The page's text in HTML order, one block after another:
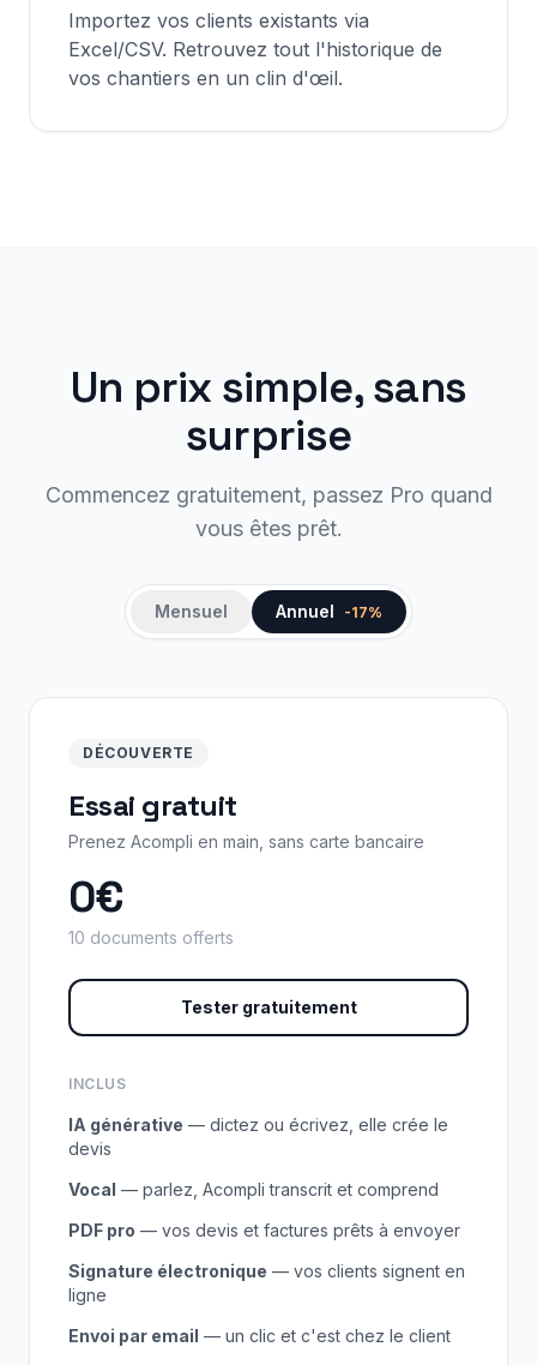
Importez vos clients existants via
Excel/CSV. Retrouvez tout l'historique de
vos chantiers en un clin d'œil.
Un prix simple, sans
surprise
Commencez gratuitement, passez Pro quand
vous êtes prêt.
Mensuel Annuel -17%
DÉCOUVERTE
Essai gratuit
Prenez Acompli en main, sans carte bancaire
0€
10 documents offerts
Tester gratuitement
INCLUS
IA générative — dictez ou écrivez, elle crée le
devis
Vocal — parlez, Acompli transcrit et comprend
PDF pro — vos devis et factures prêts à envoyer
Signature électronique — vos clients signent en
ligne
Envoi par email — un clic et c'est chez le client